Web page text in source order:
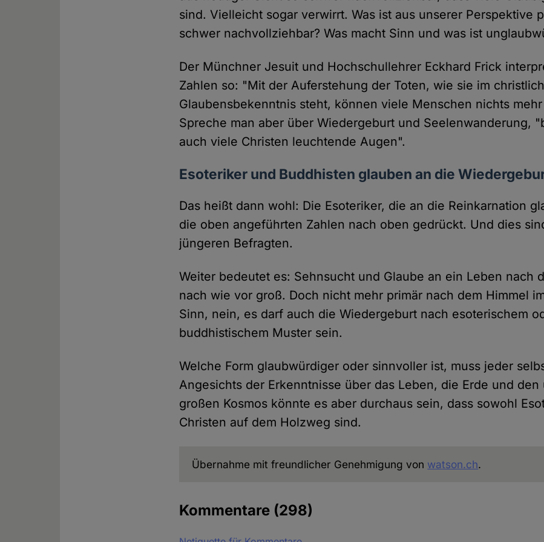
sind. Vielleicht sogar verwirrt. Was ist aus unserer Perspektive
schwer nachvollziehbar? Was macht Sinn und was ist
Der Münchner Jesuit und Hochschullehrer Eckhard Frick
Zahlen so: "Mit der Auferstehung der Toten, wie sie im
Glaubensbekenntnis steht, können viele Menschen nichts
Spreche man aber über Wiedergeburt und Seelenwanderung,
auch viele Christen leuchtende Augen".
Esoteriker und Buddhisten glauben an die
Das heißt dann wohl: Die Esoteriker, die an die Reinkarnation
die oben angeführten Zahlen nach oben gedrückt. Und dies
jüngeren Befragten.
Weiter bedeutet es: Sehnsucht und Glaube an ein Leben nach
nach wie vor groß. Doch nicht mehr primär nach dem Himmel
Sinn, nein, es darf auch die Wiedergeburt nach esoterischem
buddhistischem Muster sein.
Welche Form glaubwürdiger oder sinnvoller ist, muss jeder
Angesichts der Erkenntnisse über das Leben, die Erde und den
großen Kosmos könnte es aber durchaus sein, dass sowohl
Christen auf dem Holzweg sind.
Übernahme mit freundlicher Genehmigung von watson.ch.
Kommentare (298)